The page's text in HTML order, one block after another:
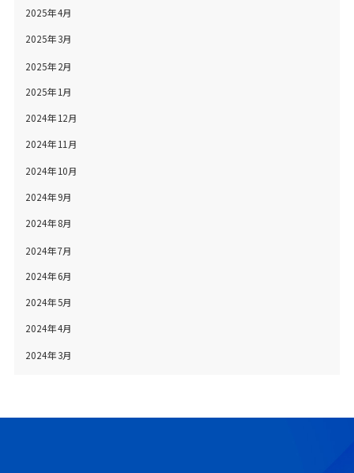
2025年4月
2025年3月
2025年2月
2025年1月
2024年12月
2024年11月
2024年10月
2024年9月
2024年8月
2024年7月
2024年6月
2024年5月
2024年4月
2024年3月